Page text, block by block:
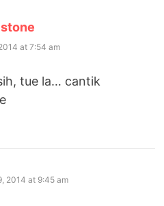
at 7:54 am
tue la… cantik
2014 at 9:45 am